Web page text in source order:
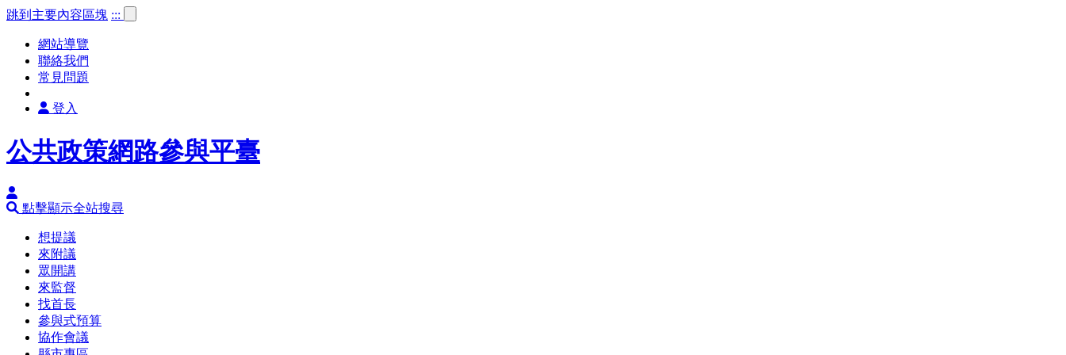
跳到主要內容區塊 :::
網站導覽
聯絡我們
常見問題
登入
公共政策網路參與平臺
點擊顯示全站搜尋
想提議
來附議
眾開講
來監督
找首長
參與式預算
協作會議